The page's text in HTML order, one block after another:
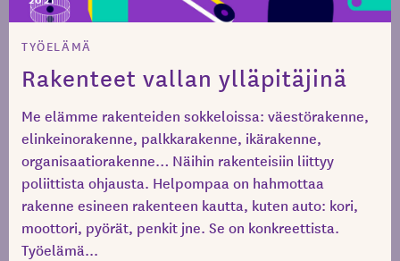
TYÖELÄMÄ
Rakenteet vallan ylläpitäjinä
Me elämme rakenteiden sokkeloissa: väestörakenne,
elinkeinorakenne, palkkarakenne, ikärakenne,
organisaatiorakenne… Näihin rakenteisiin liittyy
poliittista ohjausta. Helpompaa on hahmottaa
rakenne esineen rakenteen kautta, kuten auto: kori,
moottori, pyörät, penkit jne. Se on konkreettista.
Työelämä...